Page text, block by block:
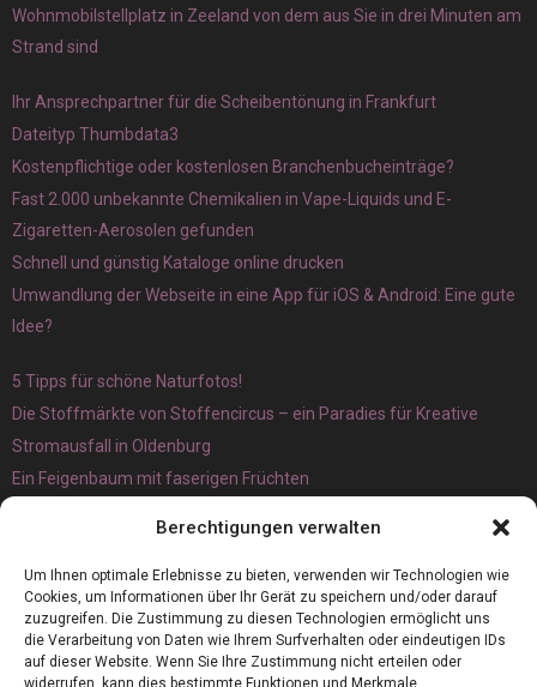
Berechtigungen verwalten
Um Ihnen optimale Erlebnisse zu bieten, verwenden wir Technologien wie
Cookies, um Informationen über Ihr Gerät zu speichern und/oder darauf
zuzugreifen. Die Zustimmung zu diesen Technologien ermöglicht uns
die Verarbeitung von Daten wie Ihrem Surfverhalten oder eindeutigen IDs
auf dieser Website. Wenn Sie Ihre Zustimmung nicht erteilen oder
widerrufen, kann dies bestimmte Funktionen und Merkmale
Wohnmobilstellplatz in Zeeland von dem aus Sie in drei Minuten am
Strand sind
Ihr Ansprechpartner für die Scheibentönung in Frankfurt
Dateityp Thumbdata3
Kostenpflichtige oder kostenlosen Branchenbucheinträge?
Fast 2.000 unbekannte Chemikalien in Vape-Liquids und E-
Zigaretten-Aerosolen gefunden
Schnell und günstig Kataloge online drucken
Umwandlung der Webseite in eine App für iOS & Android: Eine gute
Idee?
5 Tipps für schöne Naturfotos!
Die Stoffmärkte von Stoffencircus – ein Paradies für Kreative
Stromausfall in Oldenburg
Ein Feigenbaum mit faserigen Früchten
Magnetangeln